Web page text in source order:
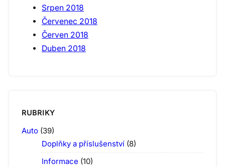
Srpen 2018
Červenec 2018
Červen 2018
Duben 2018
RUBRIKY
Auto (39)
Doplňky a příslušenství (8)
Informace (10)